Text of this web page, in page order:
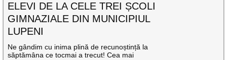
ELEVI DE LA CELE TREI ȘCOLI
GIMNAZIALE DIN MUNICIPIUL
LUPENI
Ne gândim cu inima plină de recunoștință la
săptămâna ce tocmai a trecut! Cea mai